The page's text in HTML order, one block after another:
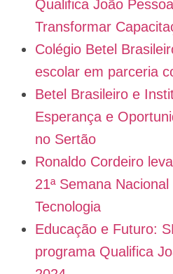
Qualifica João
Transformar
Colégio Betel
escolar em parceria
Betel Brasileiro e
Esperança e
no Sertão
Ronaldo Cordeiro
21ª Semana
Tecnologia
Educação e Futuro:
programa Qualifica